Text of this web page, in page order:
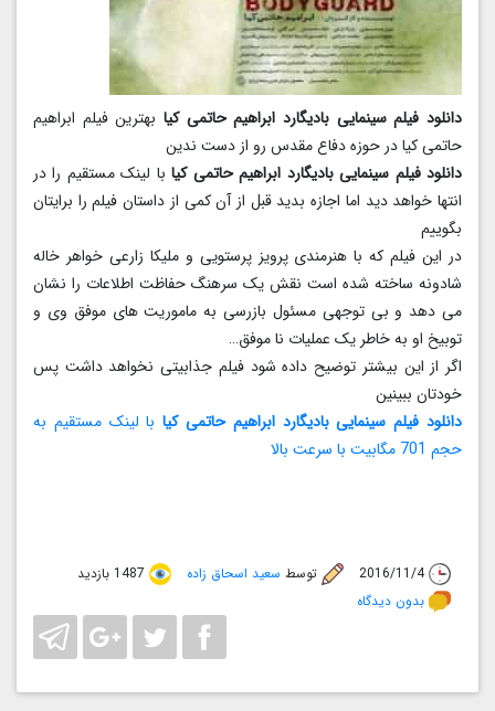
دانلود فیلم سینمایی بادیگارد ابراهیم حاتمی کیابهترین فیلم ابراهیم
حاتمی کیا در حوزه دفاع مقدس رو از دست ندین
دانلود فیلم سینمایی بادیگارد ابراهیم حاتمی کیابا لینک مستقیم را در
انتها خواهد دید اما اجازه بدید قبل از آن کمی از داستان فیلم را برایتان
بگوییم
در این فیلم که با هنرمندی پرویز پرستویی و ملیکا زارعی خواهر خاله
شادونه ساخته شده است نقش یک سرهنگ حفاظت اطلاعات را نشان
می دهد و بی توجهی مسئول بازرسی به ماموریت های موفق وی و
توبیخ او به خاطر یک عملیات نا موفق…
اگر از این بیشتر توضیح داده شود فیلم جذابیتی نخواهد داشت پس
خودتان ببینین
دانلود فیلم سینمایی بادیگارد ابراهیم حاتمی کیابا لینک مستقیم به
حجم 701 مگابیت با سرعت بالا
2016/11/4 توسطسعید اسحاق زاده
1487 بازدید
بدون دیدگاه